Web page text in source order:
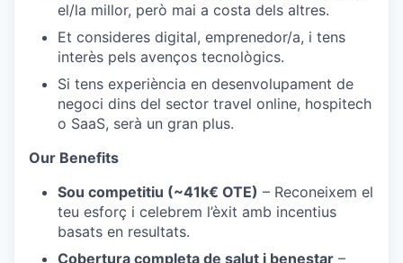
el/la millor, però mai a costa dels altres.
Et consideres digital, emprenedor/a, i tens
interès pels avenços tecnològics.
Si tens experiència en desenvolupament de
negoci dins del sector travel online, hospitech
o SaaS, serà un gran plus.
Our Benefits
Sou competitiu (~41k€ OTE) – Reconeixem el
teu esforç i celebrem l’èxit amb incentius
basats en resultats.
Cobertura completa de salut i benestar –